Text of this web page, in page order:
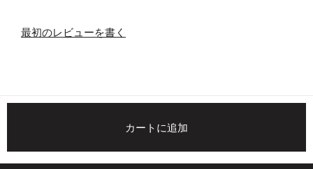
最初のレビューを書く
カートに追加